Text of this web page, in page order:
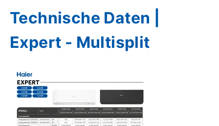
Technische Daten |
Expert - Multisplit